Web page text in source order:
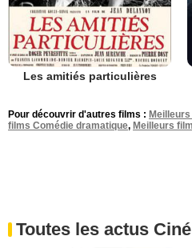
Les amitiés particulières
Pour découvrir d'autres films :
films Comédie dramatique, Meilleurs
Toutes les actus Ciné